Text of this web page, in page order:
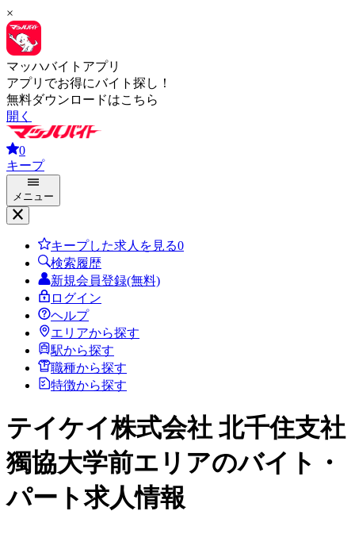
×
マッハバイトアプリ
アプリでお得にバイト探し！
無料ダウンロードはこちら
開く
0
キープ
メニュー
キープした求人を見る0
検索履歴
新規会員登録(無料)
ログイン
ヘルプ
エリアから探す
駅から探す
職種から探す
特徴から探す
テイケイ株式会社 北千住支社
獨協大学前エリアのバイト・
パート求人情報